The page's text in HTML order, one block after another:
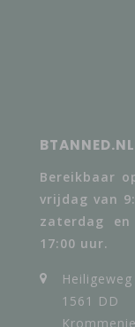
BTANNED.NL
Bereikbaar
vrijdag van
zaterdag
17:00 uur.
Heiligeweg
1561 DD
Krommenie